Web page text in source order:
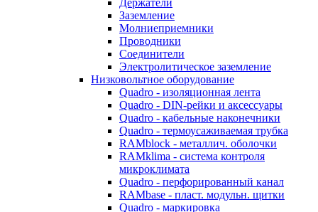
Заземление
Молниеприемники
Проводники
Соединители
Электролитическое заземление
Низковольтное оборудование
Quadro - изоляционная лента
Quadro - DIN-рейки и аксессуары
Quadro - кабельные наконечники
Quadro - термоусаживаемая трубка
RAMblock - металлич. оболочки
RAMklima - система контроля
микроклимата
Quadro - перфорированный канал
RAMbase - пласт. модульн. щитки
Quadro - маркировка